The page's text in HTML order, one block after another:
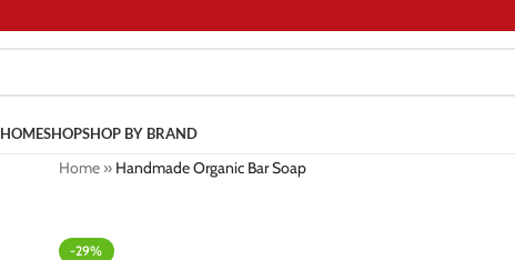
HOMESHOPSHOP BY BRAND
Home» Handmade Organic Bar Soap
-29%